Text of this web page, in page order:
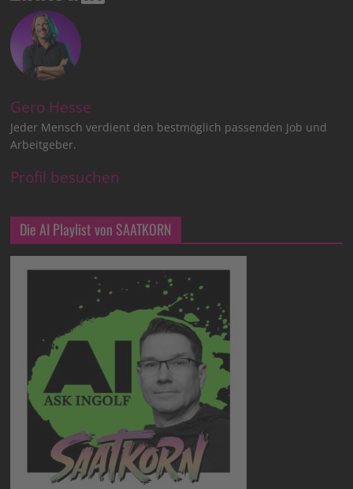
Gero Hesse
Jeder Mensch verdient den bestmöglich passenden Job und
Arbeitgeber.
Profil besuchen
Die AI Playlist von SAATKORN